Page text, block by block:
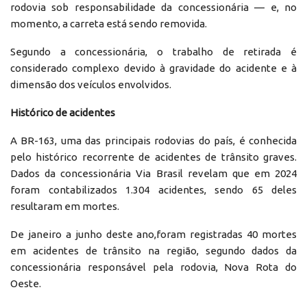
rodovia sob responsabilidade da concessionária — e, no
momento, a carreta está sendo removida.
Segundo a concessionária, o trabalho de retirada é
considerado complexo devido à gravidade do acidente e à
dimensão dos veículos envolvidos.
Histórico de acidentes
A BR-163, uma das principais rodovias do país, é conhecida
pelo histórico recorrente de acidentes de trânsito graves.
Dados da concessionária Via Brasil revelam que em 2024
foram contabilizados 1.304 acidentes, sendo 65 deles
resultaram em mortes.
De janeiro a junho deste ano,foram registradas 40 mortes
em acidentes de trânsito na região, segundo dados da
concessionária responsável pela rodovia, Nova Rota do
Oeste.